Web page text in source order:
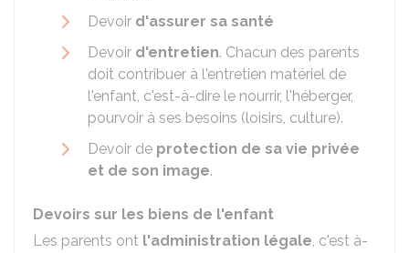
Devoir d'assurer sa santé
Devoir d'entretien. Chacun des parents
doit contribuer à l'entretien matériel de
l'enfant, c'est-à-dire le nourrir, l'héberger,
pourvoir à ses besoins (loisirs, culture).
Devoir de protection de sa vie privée
et de son image.
Devoirs sur les biens de l'enfant
Les parents ont l'administration légale, c'est à-